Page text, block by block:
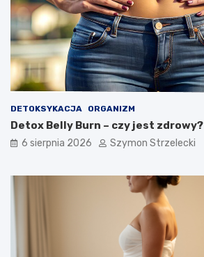
DETOKSYKACJA ORGANIZM
Detox Belly Burn – czy jest zdrowy?
6 sierpnia 2026 Szymon Strzelecki